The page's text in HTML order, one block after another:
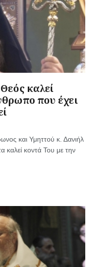
καλεί
που έχει
και Υμηττού κ. Δανιήλ
κοντά Του με την